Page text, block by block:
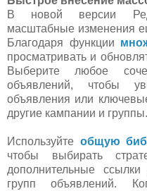
В новой версии
масштабные изменения
Благодаря функции
просматривать и
Выберите любое
объявлений, чтобы
объявления или
другие кампании и группы.
Используйте общую
чтобы выбирать
дополнительные
групп объявлений.